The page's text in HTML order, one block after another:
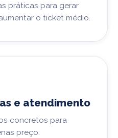
práticas para gerar
o ticket médio.
e atendimento
concretos para
preço.